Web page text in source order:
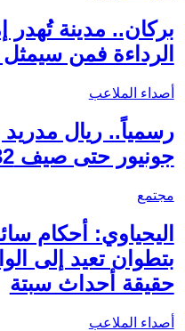
بركان.. مدينة تُهدر
الرداءة فمن سيمثل
أصداء الملاعب
رسمياً.. ريال
جونيور حتى صيف 2032
مجتمع
اليحياوي: أحكام
بتطوان تعيد إلى
حقيقة أحداث سبتة
أصداء الملاعب